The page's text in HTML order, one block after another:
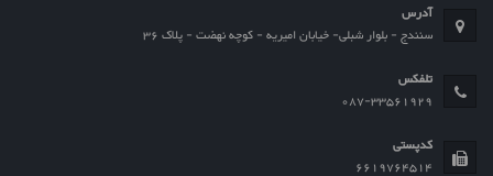
آدرس
سنندج - بلوار شبلی- خیابان امیریه - کوچه نهضت - پلاک 36
تلفکس
087-33561929
کدپستی
6619764514